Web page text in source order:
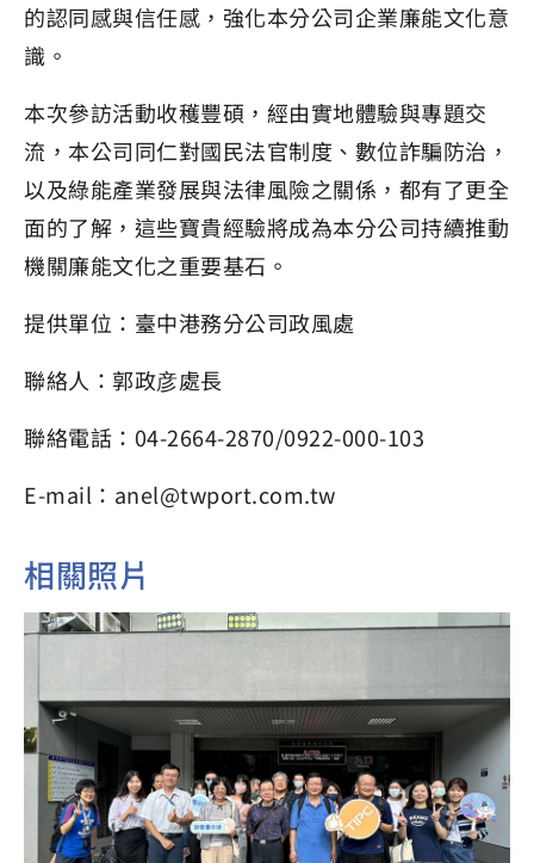
的認同感與信任感，強化本分公司企業廉能文化意
識。
本次參訪活動收穫豐碩，經由實地體驗與專題交
流，本公司同仁對國民法官制度、數位詐騙防治，
以及綠能產業發展與法律風險之關係，都有了更全
面的了解，這些寶貴經驗將成為本分公司持續推動
機關廉能文化之重要基石。
提供單位：臺中港務分公司政風處
聯絡人：郭政彦處長
聯絡電話：04-2664-2870/0922-000-103
E-mail：anel@twport.com.tw
相關照片